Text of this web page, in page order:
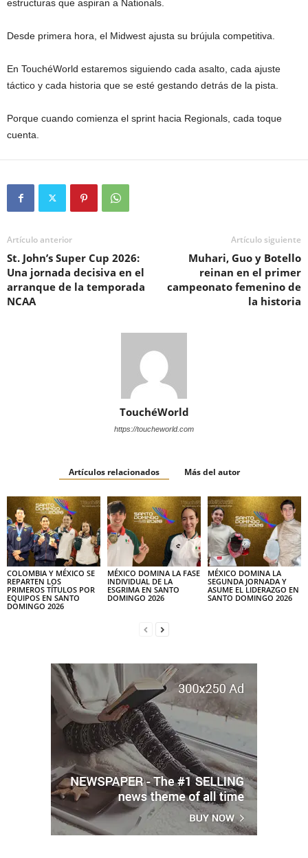
estructuras que aspiran a Nationals.
Desde primera hora, el Midwest ajusta su brújula competitiva.
En TouchéWorld estaremos siguiendo cada asalto, cada ajuste
táctico y cada historia que se esté gestando detrás de la pista.
Porque cuando comienza el sprint hacia Regionals, cada toque
cuenta.
Artículo anterior
St. John’s Super Cup 2026:
Una jornada decisiva en el
arranque de la temporada
NCAA
Artículo siguiente
Muhari, Guo y Botello
reinan en el primer
campeonato femenino de
la historia
TouchéWorld
https://toucheworld.com
Artículos relacionados Más del autor
COLOMBIA Y MÉXICO SE
REPARTEN LOS
PRIMEROS TÍTULOS POR
EQUIPOS EN SANTO
DOMINGO 2026
MÉXICO DOMINA LA FASE
INDIVIDUAL DE LA
ESGRIMA EN SANTO
DOMINGO 2026
MÉXICO DOMINA LA
SEGUNDA JORNADA Y
ASUME EL LIDERAZGO EN
SANTO DOMINGO 2026